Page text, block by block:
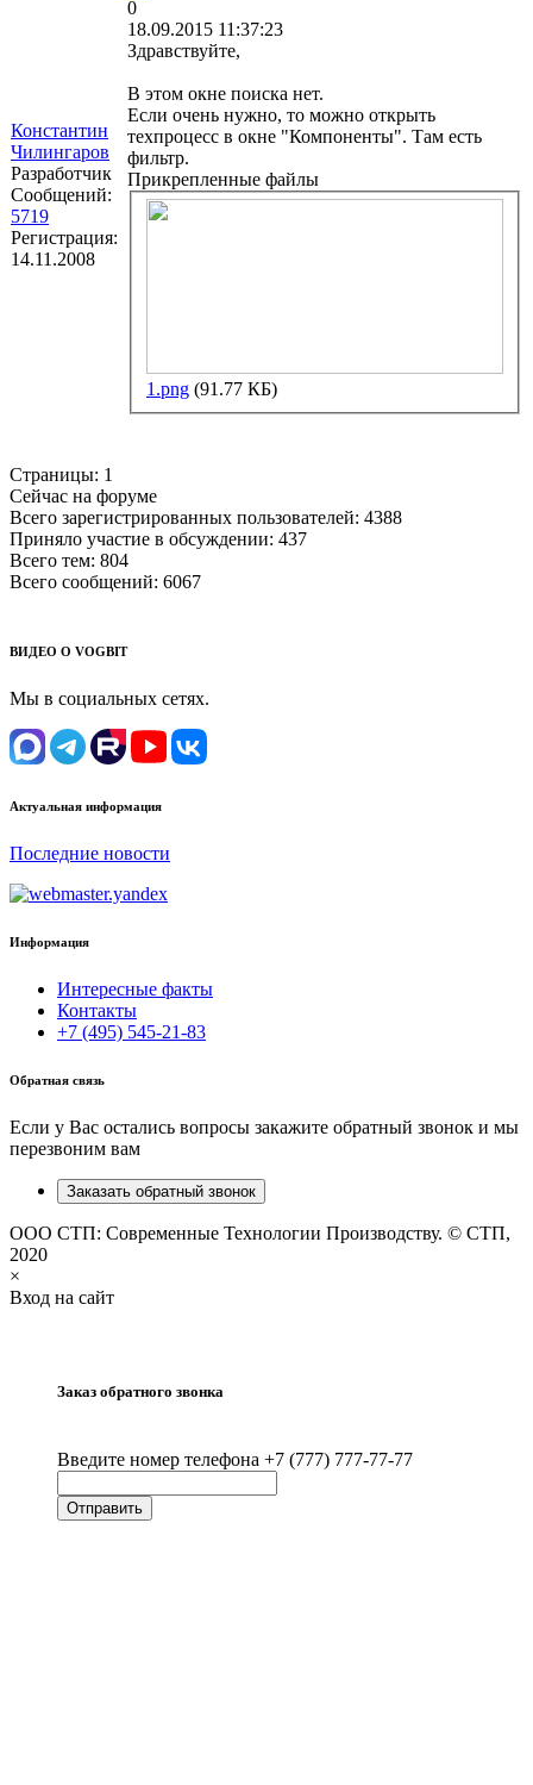
Константин
Чилингаров
Разработчик
Сообщений:
5719
Регистрация:
14.11.2008
0
18.09.2015 11:37:23
Здравствуйте,
В этом окне поиска нет.
Если очень нужно, то можно открыть
техпроцесс в окне "Компоненты". Там есть
фильтр.
Прикрепленные файлы
1.png (91.77 КБ)
Страницы: 1
Сейчас на форуме
Всего зарегистрированных пользователей: 4388
Приняло участие в обсуждении: 437
Всего тем: 804
Всего сообщений: 6067
ВИДЕО О VOGBIT
Мы в социальных сетях.
Актуальная информация
Последние новости
Информация
Интересные факты
Контакты
+7 (495) 545-21-83
Обратная связь
Если у Вас остались вопросы закажите обратный звонок и мы
перезвоним вам
Заказать обратный звонок
ООО СТП: Современные Технологии Производству. © СТП,
2020
×
Вход на сайт
Заказ обратного звонка
Введите номер телефона +7 (777) 777-77-77
Отправить